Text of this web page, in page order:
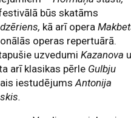
būs skatāms
kā arī opera
operas repertuārā.
uzvedumiKazanova
arī klasikas pērle Gulbju
iestudējumsAntonija